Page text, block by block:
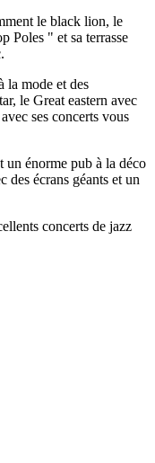
le black lion, le
Poles " et sa terrasse
la mode et des
le Great eastern avec
ses concerts vous
un énorme pub à la déco
des écrans géants et un
concerts de jazz